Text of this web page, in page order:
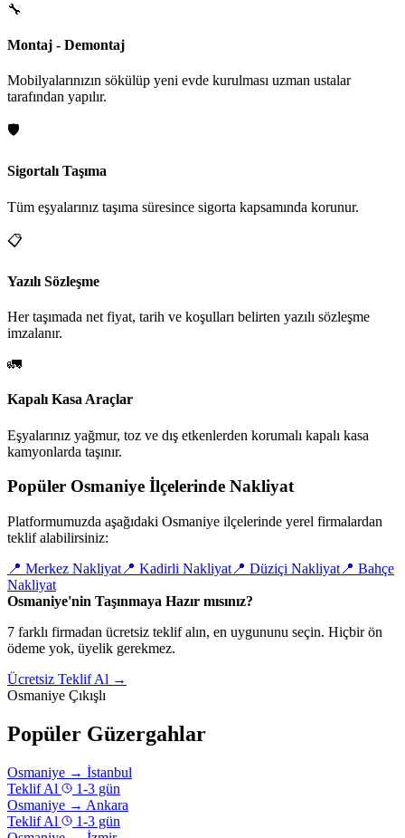
🔧
Montaj - Demontaj
Mobilyalarınızın sökülüp yeni evde kurulması uzman ustalar
tarafından yapılır.
🛡️
Sigortalı Taşıma
Tüm eşyalarınız taşıma süresince sigorta kapsamında korunur.
📋
Yazılı Sözleşme
Her taşımada net fiyat, tarih ve koşulları belirten yazılı sözleşme
imzalanır.
🚛
Kapalı Kasa Araçlar
Eşyalarınız yağmur, toz ve dış etkenlerden korumalı kapalı kasa
kamyonlarda taşınır.
Popüler Osmaniye İlçelerinde Nakliyat
Platformumuzda aşağıdaki Osmaniye ilçelerinde yerel firmalardan
teklif alabilirsiniz:
📍 Merkez Nakliyat 📍 Kadirli Nakliyat 📍 Düziçi Nakliyat 📍 Bahçe
Nakliyat
Osmaniye'nin Taşınmaya Hazır mısınız?
7 farklı firmadan ücretsiz teklif alın, en uygununu seçin. Hiçbir ön
ödeme yok, üyelik gerekmez.
Ücretsiz Teklif Al →
Osmaniye Çıkışlı
Popüler Güzergahlar
Osmaniye → İstanbul
Teklif Al
1-3 gün
Osmaniye → Ankara
Teklif Al
1-3 gün